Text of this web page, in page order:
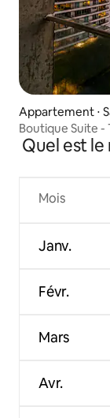
Appartement ⋅
Boutique Suite -
manger + salle
Quel est
Mois
Janv.
Févr.
Mars
Avr.